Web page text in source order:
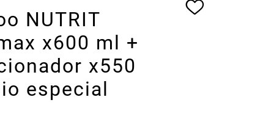
NUTRIT
x600 ml +
x550
especial